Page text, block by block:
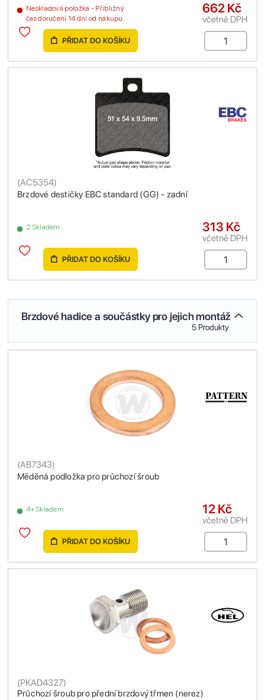
Neskladová položka - Přibližný
čas doručení 14 dní od nákupu
662 Kč
včetně DPH
PŘIDAT DO KOŠÍKU
Brzdové destičky EBC standard (GG) - zadní
(AC5354)
2 Skladem 313 Kč
včetně DPH
PŘIDAT DO KOŠÍKU
Brzdové hadice a součástky pro jejich montáž
5 Produkty
Měděná podložka pro průchozí šroub
(AB7343)
4+ Skladem 12 Kč
včetně DPH
PŘIDAT DO KOŠÍKU
Průchozí šroub pro přední brzdový třmen (nerez)
(PKAD4327)